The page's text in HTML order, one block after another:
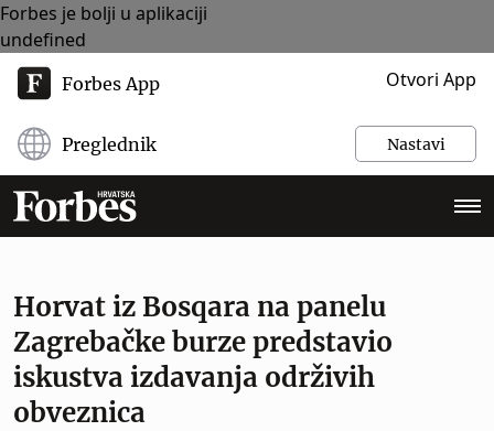
Forbes je bolji u aplikaciji
undefined
Forbes App Otvori App
Preglednik Nastavi
Horvat iz Bosqara na panelu
Zagrebačke burze predstavio
iskustva izdavanja održivih
obveznica